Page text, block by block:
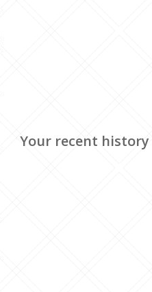
Your recent history